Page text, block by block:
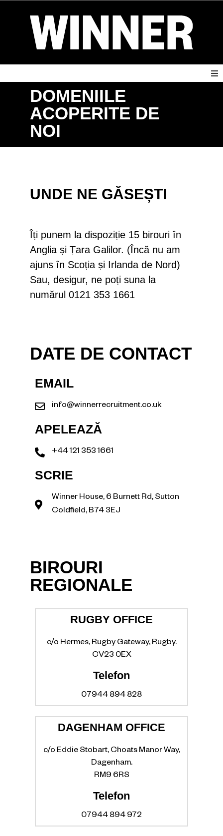
DOMENIILE
ACOPERITE DE
NOI
UNDE NE GĂSEȘTI
Îți punem la dispoziție 15 birouri în
Anglia și Țara Galilor. (Încă nu am
ajuns în Scoția și Irlanda de Nord)
Sau, desigur, ne poți suna la
numărul 0121 353 1661
DATE DE CONTACT
EMAIL
info@winnerrecruitment.co.uk
APELEAZĂ
+44 121 353 1661
SCRIE
Winner House, 6 Burnett Rd, Sutton
Coldfield, B74 3EJ
BIROURI
REGIONALE
RUGBY OFFICE
c/o Hermes, Rugby Gateway, Rugby.
CV23 0EX
Telefon
07944 894 828
DAGENHAM OFFICE
c/o Eddie Stobart, Choats Manor Way,
Dagenham.
RM9 6RS
Telefon
07944 894 972